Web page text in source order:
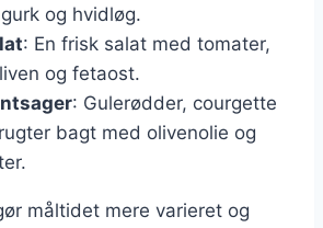
og hvidløg.
: En frisk salat med tomater,
og fetaost.
: Gulerødder, courgette
bagt med olivenolie og
måltidet mere varieret og